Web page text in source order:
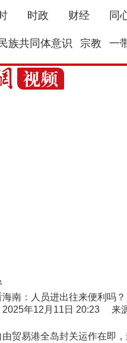
时政 财经 同
族共同体意识 宗教 一
南：人员进出往来便利吗？
2025年12月11日 20:23 来
易港全岛封关运作在即，封